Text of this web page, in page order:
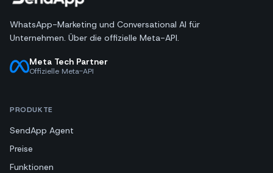
WhatsApp-Marketing und Conversational AI für
Unternehmen. Über die offizielle Meta-API.
Meta Tech Partner
Offizielle Meta-API
PRODUKTE
SendApp Agent
Preise
Funktionen